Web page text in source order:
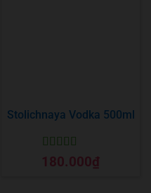
Stolichnaya Vodka 500ml
Được xếp
hạng55 sao
180.000₫